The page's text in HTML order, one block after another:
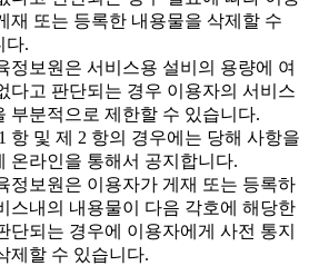
재 또는 등록한 내용물을 삭제할 수
다.
정보원은 서비스용 설비의 용량에 여
다고 판단되는 경우 이용자의 서비스
부분적으로 제한할 수 있습니다.
항 및 제 2 항의 경우에는 당해 사항을
온라인을 통해서 공지합니다.
정보원은 이용자가 게재 또는 등록하
스내의 내용물이 다음 각호에 해당한
단되는 경우에 이용자에게 사전 통지
제할 수 있습니다.